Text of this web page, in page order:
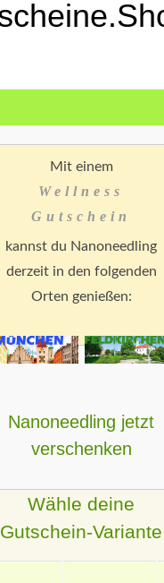
Mit einem
Wellness
Gutschein
kannst du Nanoneedling
derzeit in den folgenden
Orten genießen:
Nanoneedling jetzt
verschenken
Wähle deine
Gutschein-Variante